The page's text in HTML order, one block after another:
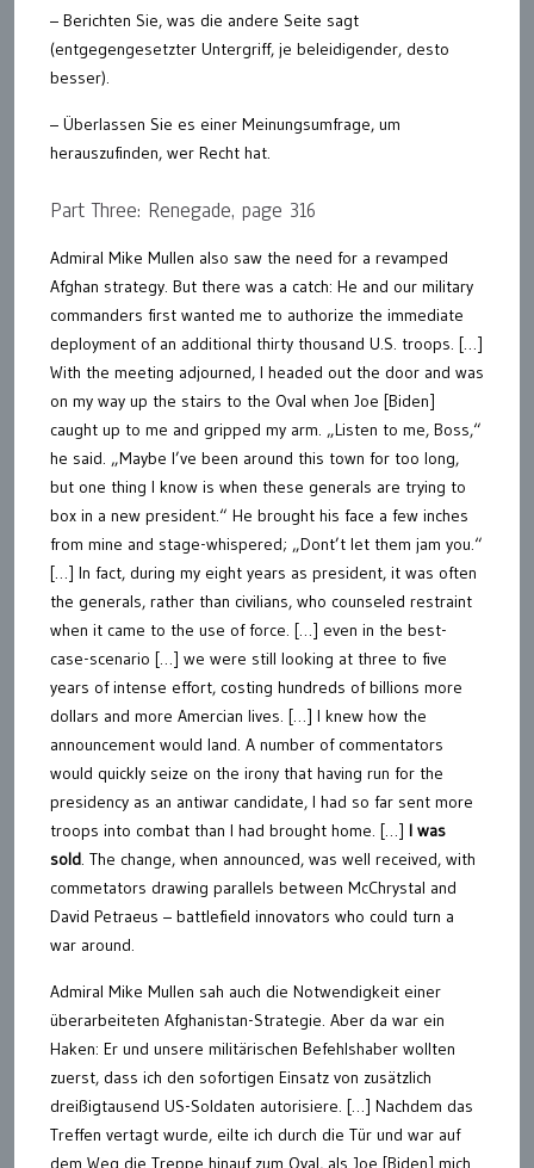
– Berichten Sie, was die andere Seite sagt
(entgegengesetzter Untergriff, je beleidigender, desto
besser).
– Überlassen Sie es einer Meinungsumfrage, um
herauszufinden, wer Recht hat.
Part Three: Renegade, page 316
Admiral Mike Mullen also saw the need for a revamped
Afghan strategy. But there was a catch: He and our military
commanders first wanted me to authorize the immediate
deployment of an additional thirty thousand U.S. troops. […]
With the meeting adjourned, I headed out the door and was
on my way up the stairs to the Oval when Joe [Biden]
caught up to me and gripped my arm. „Listen to me, Boss,“
he said. „Maybe I’ve been around this town for too long,
but one thing I know is when these generals are trying to
box in a new president.“ He brought his face a few inches
from mine and stage-whispered; „Dont’t let them jam you.“
[…] In fact, during my eight years as president, it was often
the generals, rather than civilians, who counseled restraint
when it came to the use of force. […] even in the best-
case-scenario […] we were still looking at three to five
years of intense effort, costing hundreds of billions more
dollars and more Amercian lives. […] I knew how the
announcement would land. A number of commentators
would quickly seize on the irony that having run for the
presidency as an antiwar candidate, I had so far sent more
troops into combat than I had brought home. […] I was
sold. The change, when announced, was well received, with
commetators drawing parallels between McChrystal and
David Petraeus – battlefield innovators who could turn a
war around.
Admiral Mike Mullen sah auch die Notwendigkeit einer
überarbeiteten Afghanistan-Strategie. Aber da war ein
Haken: Er und unsere militärischen Befehlshaber wollten
zuerst, dass ich den sofortigen Einsatz von zusätzlich
dreißigtausend US-Soldaten autorisiere. […] Nachdem das
Treffen vertagt wurde, eilte ich durch die Tür und war auf
dem Weg die Treppe hinauf zum Oval, als Joe [Biden] mich